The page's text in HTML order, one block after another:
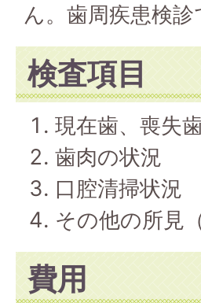
ん。歯周疾患検
検査項目
現在歯、喪失
歯肉の状況
口腔清掃状況
その他の所見
費用